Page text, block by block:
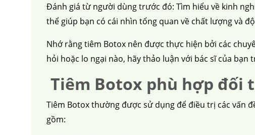
Đánh giá từ người dùng trước đó: Tìm hiểu về kinh
thể giúp bạn có cái nhìn tổng quan về chất lượng và
Nhớ rằng tiêm Botox nên được thực hiện bởi các
hỏi hoặc lo ngại nào, hãy thảo luận với bác sĩ của
Tiêm Botox phù hợp đối
Tiêm Botox thường được sử dụng để điều trị các vấn
gồm: